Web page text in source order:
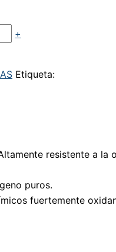
+
Etiqueta:
resistente a la
puros.
fuertemente